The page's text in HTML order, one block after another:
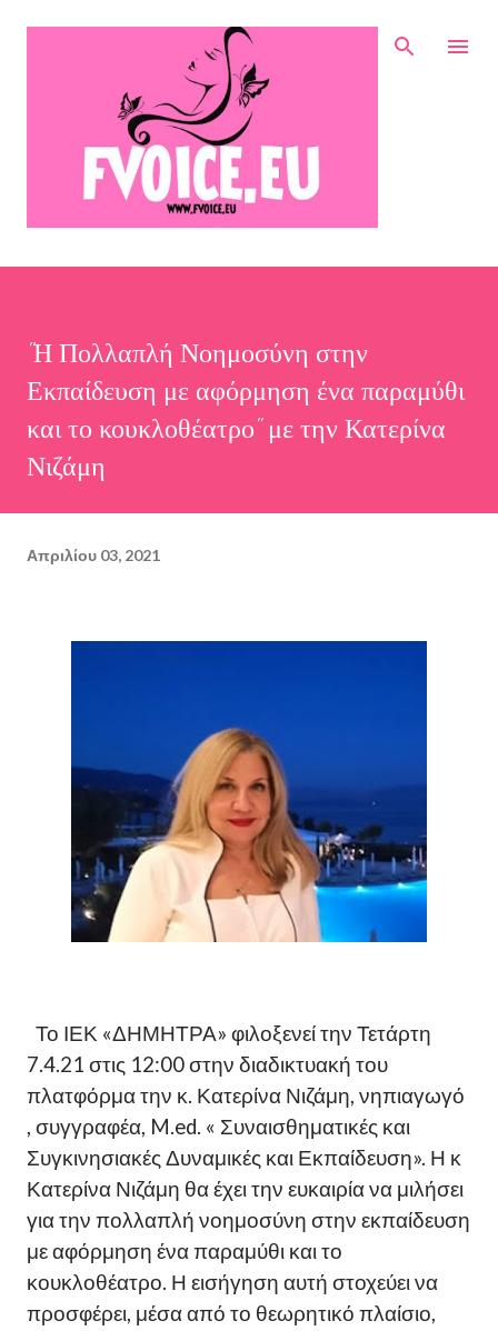
Μετάβαση στο κύριο περιεχόμενο
"Η Πολλαπλή Νοημοσύνη στην
Εκπαίδευση με αφόρμηση ένα παραμύθι
και το κουκλοθέατρο" με την Κατερίνα
Νιζάμη
Απριλίου 03, 2021
Το ΙΕΚ «ΔΗΜΗΤΡΑ» φιλοξενεί την Τετάρτη
7.4.21 στις 12:00 στην διαδικτυακή του
πλατφόρμα την κ. Κατερίνα Νιζάμη, νηπιαγωγό
, συγγραφέα, M.ed. « Συναισθηματικές και
Συγκινησιακές Δυναμικές και Εκπαίδευση». Η κ
Κατερίνα Νιζάμη θα έχει την ευκαιρία να μιλήσει
για την πολλαπλή νοημοσύνη στην εκπαίδευση
με αφόρμηση ένα παραμύθι και το
κουκλοθέατρο. Η εισήγηση αυτή στοχεύει να
προσφέρει, μέσα από το θεωρητικό πλαίσιο,